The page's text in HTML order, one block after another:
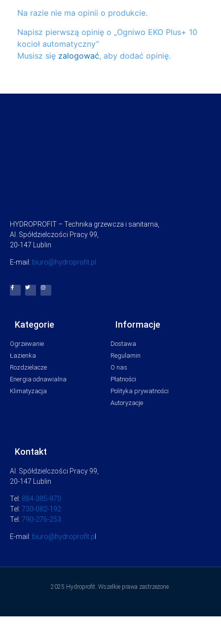
Na razie nie ma opinii o produkcie.
Napisz pierwszą opinię o „Ogniwo EKO Plus+ 10
kocioł automatyczny”
Musisz się zalogować, aby dodać opinię.
HYDROPROFIT – Technika grzewcza i sanitarna,
Al. Spółdzielczości Pracy 99,
20-147 Lublin
E-mail: biuro@hydroprofit.pl
Kategorie
Ogrzewanie
Łazienka
Rozdzielacze
Energia odnawialna
Klimatyzacja
Informacje
Dostawa
Regulamin
O nas
Płatności
Polityka prywatności
Autoryzacje
Kontakt
Al. Spółdzielczości Pracy 99,
20-147 Lublin
Tel: 884-385-970
Tel: 730-082-192
Tel: 790-276-253
E-mail: biuro@hydroprofit.p
2025 Hydroprofit. Wszelkie prawa zastrzeżone.